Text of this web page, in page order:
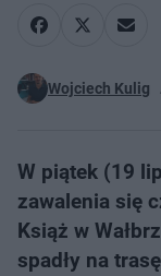
Wojciech Kulig
W piątek (19
zawalenia się
Książ w
spadły na